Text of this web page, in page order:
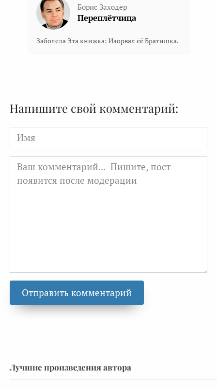
Борис Заходер
Переплётчица
Заболела Эта книжка: Изорвал её Братишка.
Напишите свой комментарий:
Имя
Лучшие произведения автора